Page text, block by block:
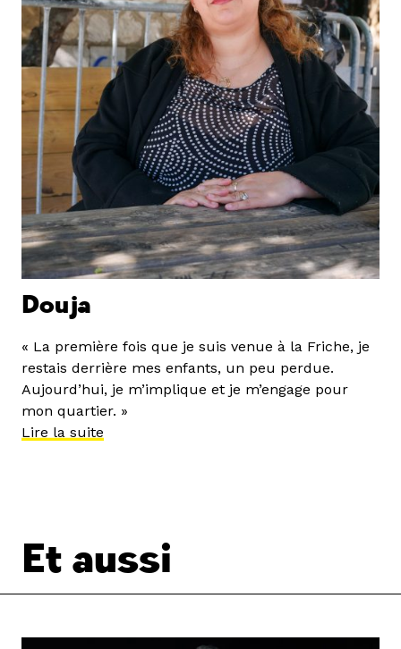
Douja
« La première fois que je suis venue à la Friche, je
restais derrière mes enfants, un peu perdue.
Aujourd’hui, je m’implique et je m’engage pour
mon quartier. »
Lire la suite
Et aussi